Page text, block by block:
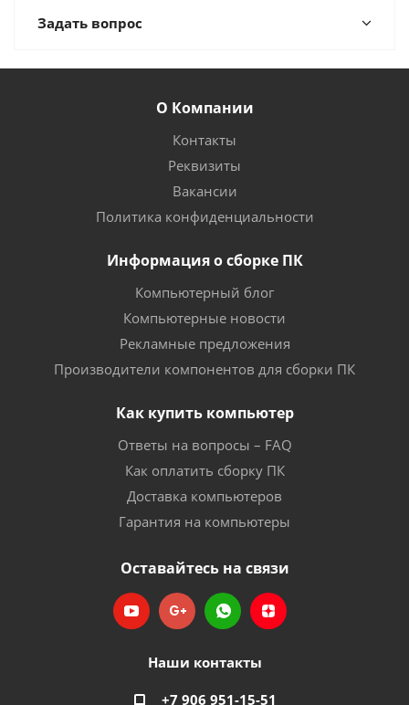
Задать вопрос
О Компании
Контакты
Реквизиты
Вакансии
Политика конфиденциальности
Информация о сборке ПК
Компьютерный блог
Компьютерные новости
Рекламные предложения
Производители компонентов для сборки ПК
Как купить компьютер
Ответы на вопросы – FAQ
Как оплатить сборку ПК
Доставка компьютеров
Гарантия на компьютеры
Оставайтесь на связи
Наши контакты
+7 906 951-15-51